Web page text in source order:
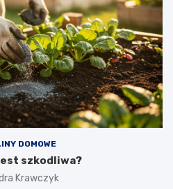
DOMOWE
szkodliwa?
Krawczyk